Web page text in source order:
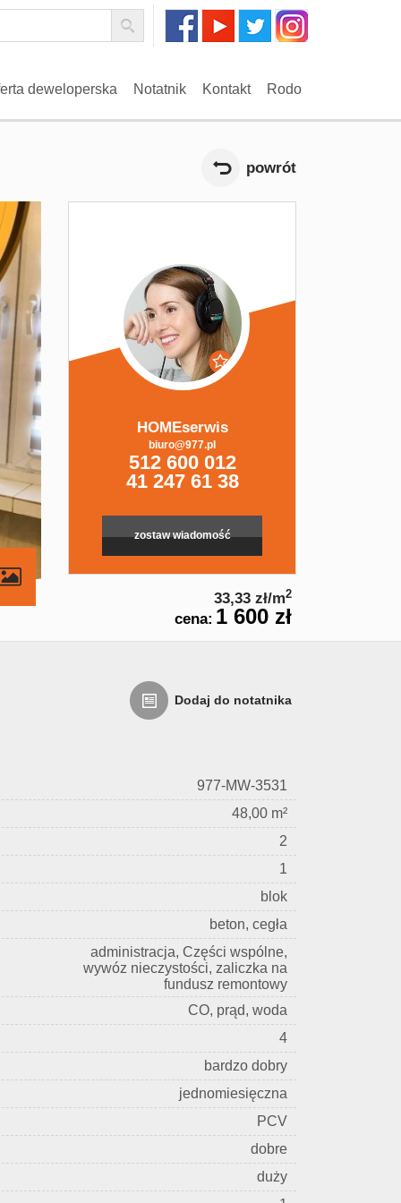
deweloperska Notatnik Kontakt Rodo
powrót
contributors
HOMEserwis
biuro@977.pl
512 600 012
41 247 61 38
zostaw wiadomość
33,33 zł/m2
cena: 1 600 zł
Dodaj do notatnika
977-MW-3531
48,00 m²
2
1
blok
beton, cegła
administracja, Części wspólne,
wywóz nieczystości, zaliczka na
fundusz remontowy
CO, prąd, woda
4
bardzo dobry
jednomiesięczna
PCV
dobre
duży